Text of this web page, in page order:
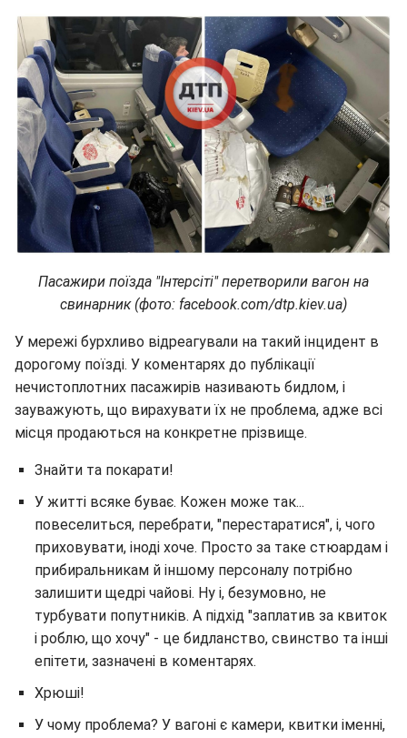
Пасажири поїзда "Інтерсіті" перетворили вагон на
свинарник (фото: facebook.com/dtp.kiev.ua)
У мережі бурхливо відреагували на такий інцидент в
дорогому поїзді. У коментарях до публікації
нечистоплотних пасажирів називають бидлом, і
зауважують, що вирахувати їх не проблема, адже всі
місця продаються на конкретне прізвище.
Знайти та покарати!
У житті всяке буває. Кожен може так...
повеселиться, перебрати, "перестаратися", і, чого
приховувати, іноді хоче. Просто за таке стюардам і
прибиральникам й іншому персоналу потрібно
залишити щедрі чайові. Ну і, безумовно, не
турбувати попутників. А підхід "заплатив за квиток
і роблю, що хочу" - це бидланство, свинство та інші
епітети, зазначені в коментарях.
Хрюші!
У чому проблема? У вагоні є камери, квитки іменні,